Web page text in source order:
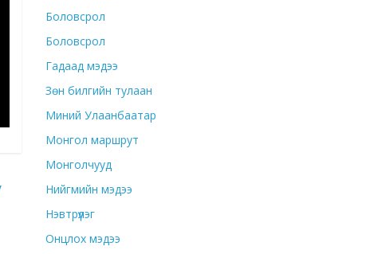
Боловсрол
Боловсрол
Гадаад мэдээ
Зөн билгийн тулаан
Миний Улаанбаатар
Монгол маршрут
Монголчууд
Нийгмийн мэдээ
Нэвтрүүлэг
Онцлох мэдээ